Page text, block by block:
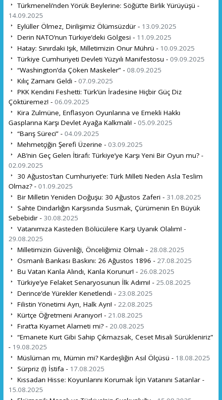
Türkmeneli’nden Yörük Beylerine: Söğüt’te Birlik Yürüyüşü -
14.09.2025
Eylüller Ölmez, Dirilişimiz Ölümsüzdür - 13.09.2025
Derin NATO’nun Türkiye’deki Gölgesi - 11.09.2025
Hatay: Sınırdaki Işık, Milletimizin Onur Mührü - 10.09.2025
Türkiye Cumhuriyeti Devleti Yüzyılı Manifestosu - 09.09.2025
“Washington’da Çöken Maskeler” - 08.09.2025
Kılıç Zamanı Geldi - 07.09.2025
PKK Kendini Feshetti: Türk’ün İradesine Hiçbir Güç Diz
Çöktüremez! - 06.09.2025
Kira Zulmüne, Enflasyon Oyunlarına ve Emekli Hakkı
Gasplarına Karşı Devlet Ayağa Kalkmalı! - 05.09.2025
“Barış Süreci” - 04.09.2025
Mehmetçiğin Şerefi Üzerine - 03.09.2025
AB’nin Geç Gelen İtirafı: Türkiye’ye Karşı Yeni Bir Oyun mu? -
02.09.2025
30 Ağustos’tan Cumhuriyet’e: Türk Milleti Neden Asla Teslim
Olmaz? - 01.09.2025
Bir Milletin Yeniden Doğuşu: 30 Ağustos Zaferi - 31.08.2025
Sahte Dindarlığın Karşısında Susmak, Çürümenin En Büyük
Sebebidir - 30.08.2025
Vatanımıza Kasteden Bölücülere Karşı Uyanık Olalım! -
29.08.2025
Milletimizin Güvenliği, Önceliğimiz Olmalı - 28.08.2025
Osmanlı Bankası Baskını: 26 Ağustos 1896 - 27.08.2025
Bu Vatan Kanla Alındı, Kanla Korunur! - 26.08.2025
Türkiye’ye Felaket Senaryosunun İlk Adımı! - 25.08.2025
Derince’de Yürekler Kenetlendi - 23.08.2025
Filistin Yönetimi Ayrı, Halk Ayrı! - 22.08.2025
Kürtçe Öğretmeni Aranıyor! - 21.08.2025
Fırat’ta Kıyamet Alameti mi? - 20.08.2025
“Emanete Kurt Gibi Sahip Çıkmazsak, Ceset Misali Sürükleniriz”
- 19.08.2025
Müslüman mı, Mümin mi? Kardeşliğin Asıl Ölçüsü - 18.08.2025
Sürpriz (!) İstifa - 17.08.2025
Kıssadan Hisse: Koyunlarını Korumak İçin Vatanını Satanlar -
15.08.2025